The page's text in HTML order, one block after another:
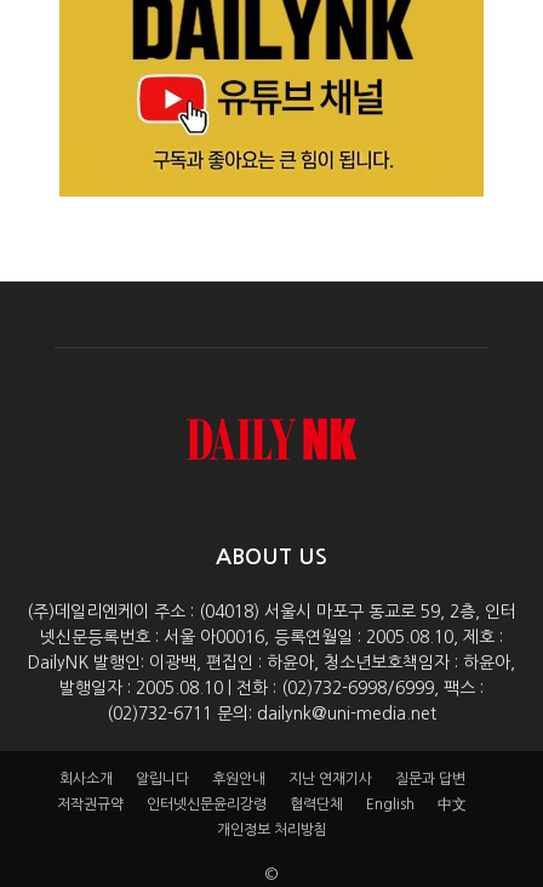
ABOUT US
(주)데일리엔케이 주소 : (04018) 서울시 마포구 동교로 59, 2층, 인터
넷신문등록번호 : 서울 아00016, 등록연월일 : 2005.08.10, 제호 :
DailyNK 발행인: 이광백, 편집인 : 하윤아, 청소년보호책임자 : 하윤아,
발행일자 : 2005.08.10 | 전화 : (02)732-6998/6999, 팩스 :
(02)732-6711 문의: dailynk@uni-media.net
회사소개 알립니다 후원안내 지난 연재기사
질문과 답변
저작권규약
인터넷신문윤리강령 협력단체 English
中文
개인정보 처리방침
©